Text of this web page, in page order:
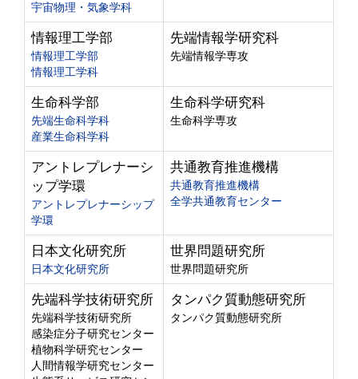
宇宙物理・気象学科
情報理工学部
情報理工学部
情報理工学科
先端情報学研究科
先端情報学専攻
生命科学部
先端生命科学科
産業生命科学科
生命科学研究科
生命科学専攻
アントレプレナーシ
ップ学環
アントレプレナーシップ
学環
共通教育推進機構
共通教育推進機構
全学共通教育センター
日本文化研究所
日本文化研究所
世界問題研究所
世界問題研究所
先端科学技術研究所
先端科学技術研究所
感染症分子研究センター
植物科学研究センター
人間情報学研究センター
タンパク質動態研究所
タンパク質動態研究所